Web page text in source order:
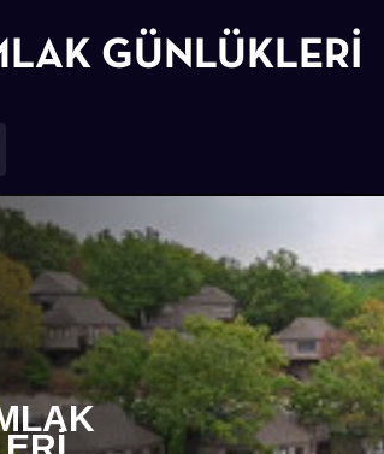
GÜNLÜKLERI